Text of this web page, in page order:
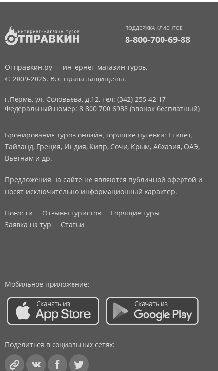
ПОДДЕРЖКА КЛИЕНТОВ
8-800-700-69-88
Отправкин.ру — интернет-магазин туров.
© 2009-2026. Все права защищены.
г.Пермь, ул. Соловьева, д.12, тел: (342) 255 42 17
Федеральный номер: 8 800 700 6988 (звонок бесплатный)
Бронирование туров онлайн, горящие путевки: Египет,
Тайланд, Греция, Индия, Кипр, Сочи, Крым, Абхазия, ОАЭ,
Вьетнам и др.
Предложения на сайте не являются публичной офертой и
носят исключительно информационный характер.
Новости Отзывы туристов
Горящие туры
Заявка на тур
Статьи
Мобильное приложение:
Поделиться в социальных сетях: